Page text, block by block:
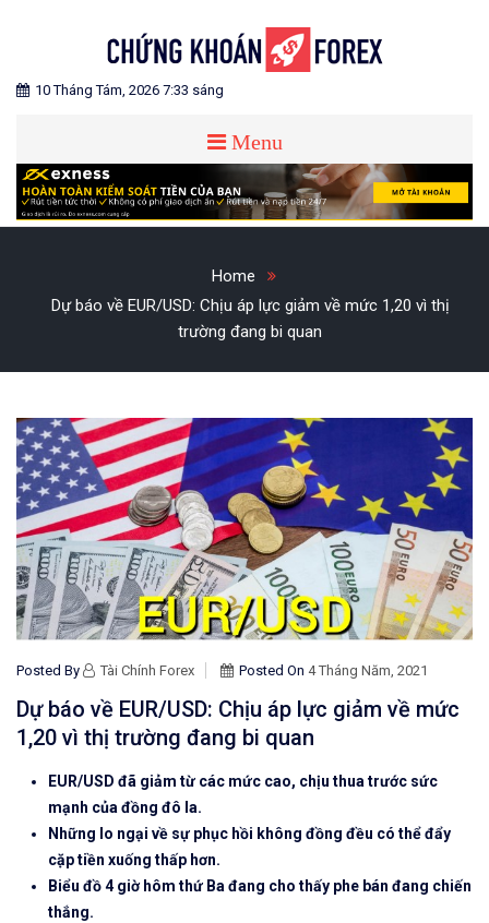
CHỨNG KHOÁN FOREX
Blog chia sẻ về Chứng Khoán và Forex
10 Tháng Tám, 2026 7:33 sáng
Menu
Home
Dự báo về EUR/USD: Chịu áp lực giảm về mức 1,20 vì thị
trường đang bi quan
Posted By Tài Chính Forex Posted On 4 Tháng Năm, 2021
Dự báo về EUR/USD: Chịu áp lực giảm về mức
1,20 vì thị trường đang bi quan
EUR/USD đã giảm từ các mức cao, chịu thua trước sức
mạnh của đồng đô la.
Những lo ngại về sự phục hồi không đồng đều có thể đẩy
cặp tiền xuống thấp hơn.
Biểu đồ 4 giờ hôm thứ Ba đang cho thấy phe bán đang chiến
thắng.